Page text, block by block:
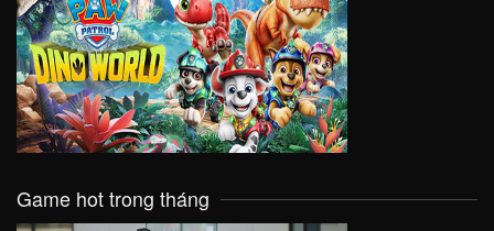
VIEW
Game hot trong tháng